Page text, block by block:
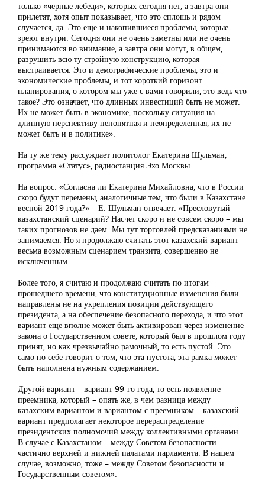
только «черные лебеди», которых сегодня нет, а завтра они
прилетят, хотя опыт показывает, что это сплошь и рядом
случается, да. Это еще и накопившиеся проблемы, которые
зреют внутри. Сегодня они не очень заметны или не очень
принимаются во внимание, а завтра они могут, в общем,
разрушить всю ту стройную конструкцию, которая
выстраивается. Это и демографические проблемы, это и
экономические проблемы, и тот короткий горизонт
планирования, о котором мы уже с вами говорили, это ведь что
такое? Это означает, что длинных инвестиций быть не может.
Их не может быть в экономике, поскольку ситуация на
длинную перспективу непонятная и неопределенная, их не
может быть и в политике».
На ту же тему рассуждает политолог Екатерина Шульман,
программа «Статус», радиостанция Эхо Москвы.
На вопрос: «Согласна ли Екатерина Михайловна, что в России
скоро будут перемены, аналогичные тем, что были в Казахстане
весной 2019 года?» – Е. Шульман отвечает: «Пресловутый
казахстанский сценарий? Насчет скоро и не совсем скоро – мы
таких прогнозов не даем. Мы тут торговлей предсказаниями не
занимаемся. Но я продолжаю считать этот казахский вариант
весьма возможным сценарием транзита, совершенно не
исключенным.
Более того, я считаю и продолжаю считать по итогам
прошедшего времени, что конституционные изменения были
направлены не на укрепления позиции действующего
президента, а на обеспечение безопасного перехода, и что этот
вариант еще вполне может быть активирован через изменение
закона о Государственном совете, который был в прошлом году
принят, но как чрезвычайно рамочный, то есть пустой. Это
само по себе говорит о том, что эта пустота, эта рамка может
быть наполнена нужным содержанием.
Другой вариант – вариант 99-го года, то есть появление
преемника, который – опять же, в чем разница между
казахским вариантом и вариантом с преемником – казахский
вариант предполагает некоторое перераспределение
президентских полномочий между коллективными органами.
В случае с Казахстаном – между Советом безопасности
частично верхней и нижней палатами парламента. В нашем
случае, возможно, тоже – между Советом безопасности и
Государственным советом».